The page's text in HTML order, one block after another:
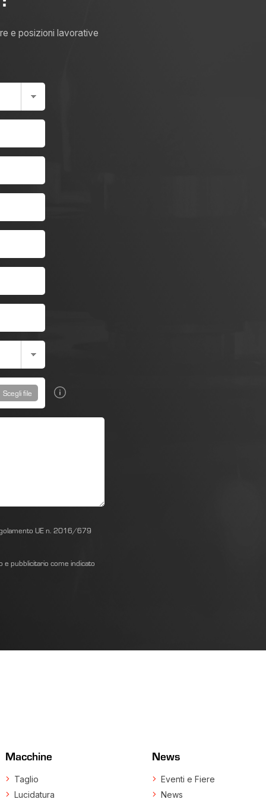
e posizioni lavorative
Scegli file
UE n. 2016/679
e pubblicitario come indicato
Macchine
Taglio
Lucidatura
News
Eventi e Fiere
News